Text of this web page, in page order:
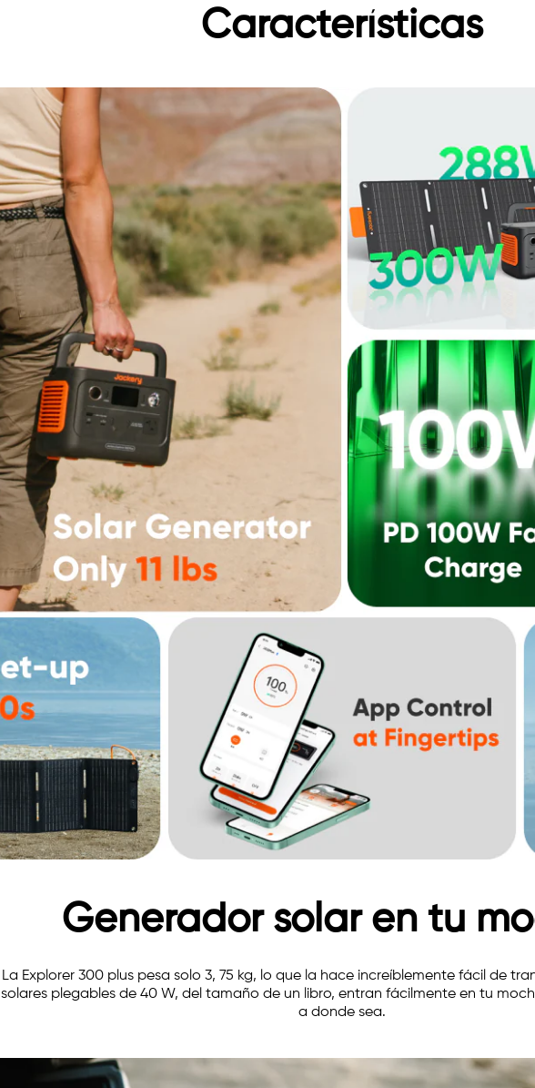
Características
Generador solar en tu
La Explorer 300 plus pesa solo 3, 75 kg, lo que la hace increíblemente fácil de
solares plegables de 40 W, del tamaño de un libro, entran fácilmente en tu
a donde sea.